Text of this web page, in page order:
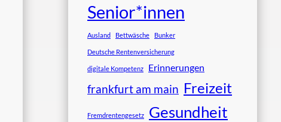
Senior*innen
Ausland Bettwäsche Bunker
Deutsche Rentenversicherung
digitale Kompetenz Erinnerungen
frankfurt am main Freizeit
Fremdrentengesetz Gesundheit